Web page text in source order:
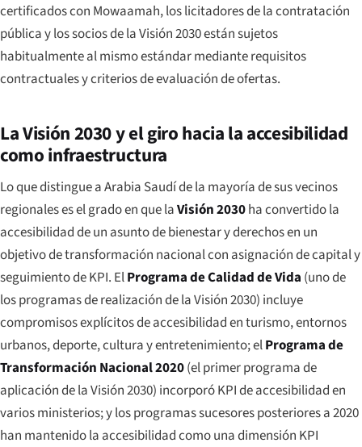
certificados con Mowaamah, los licitadores de la contratación
pública y los socios de la Visión 2030 están sujetos
habitualmente al mismo estándar mediante requisitos
contractuales y criterios de evaluación de ofertas.
La Visión 2030 y el giro hacia la accesibilidad
como infraestructura
Lo que distingue a Arabia Saudí de la mayoría de sus vecinos
regionales es el grado en que laVisión 2030ha convertido la
accesibilidad de un asunto de bienestar y derechos en un
objetivo de transformación nacional con asignación de capital y
seguimiento de KPI. ElPrograma de Calidad de Vida (uno de
los programas de realización de la Visión 2030) incluye
compromisos explícitos de accesibilidad en turismo, entornos
urbanos, deporte, cultura y entretenimiento; elPrograma de
Transformación Nacional 2020(el primer programa de
aplicación de la Visión 2030) incorporó KPI de accesibilidad en
varios ministerios; y los programas sucesores posteriores a 2020
han mantenido la accesibilidad como una dimensión KPI